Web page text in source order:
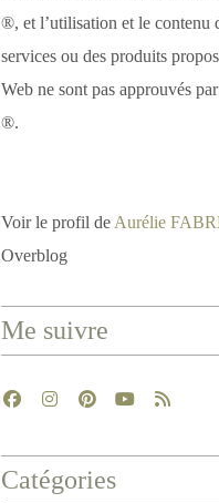
®, et l’utilisation et le contenu
services ou des produits
Web ne sont pas approuvés
®.
Voir le profil de Aurélie
Overblog
Me suivre
Catégories